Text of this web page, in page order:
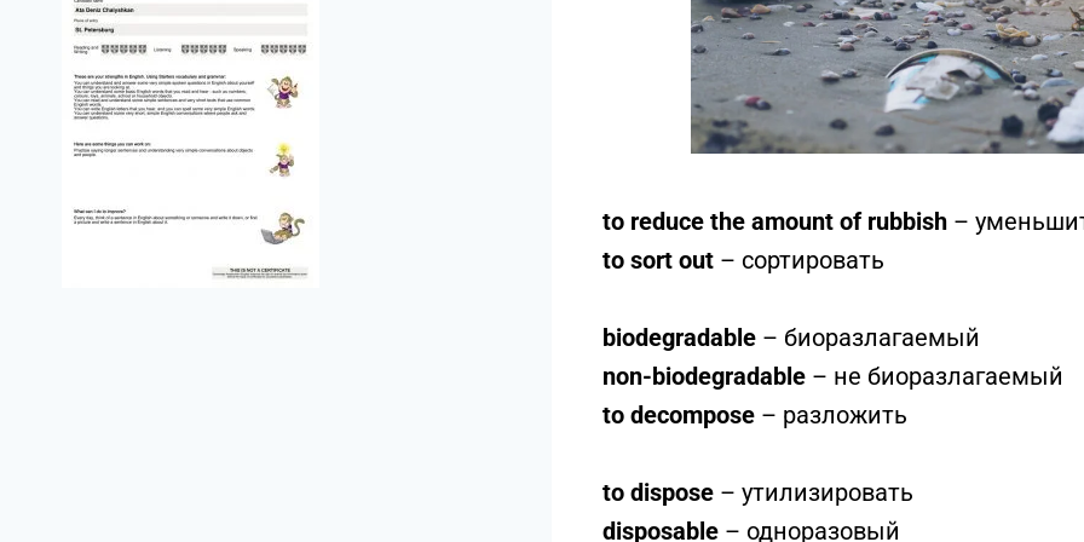
to reduce the amount of rubbish–
to sort out– сортировать
biodegradable– биоразлагаемый
non-biodegradable– не биоразлагаемый
to decompose– разложить
to dispose– утилизировать
disposable– одноразовый